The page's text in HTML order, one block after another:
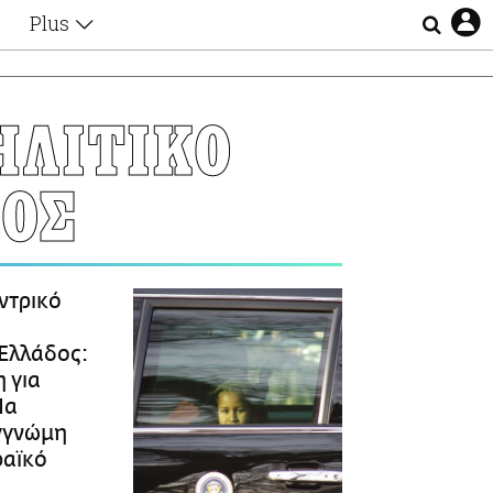
Plus
Αφιερώματα
Ζώδια
Εξομολογήσεις
Blogs
Οι Αθηναίοι
Απώλειες
Lgbtqi+
για